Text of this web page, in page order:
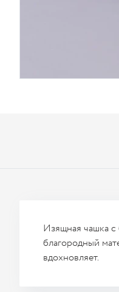
Изящная чашка
благородный
вдохновляет.